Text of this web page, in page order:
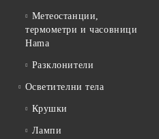
Метеостанции,
термометри и часовници
Hama
Разклонители
Осветителни тела
Крушки
Лампи